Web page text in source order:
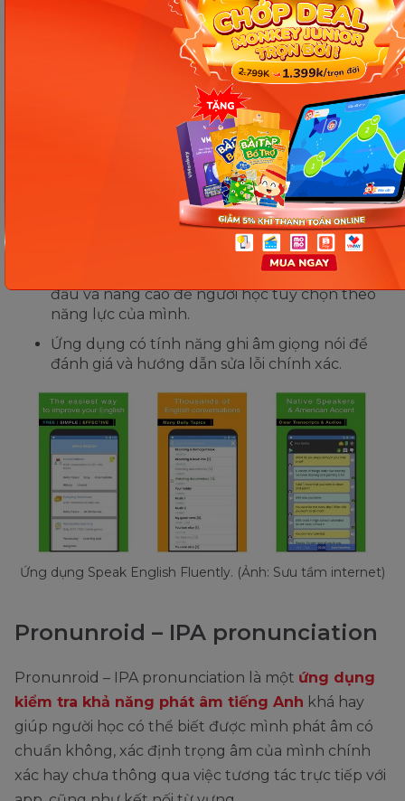
trọng âm chuẩn xác thì có thể tham khảo ứng
dụng Speak English Fluently. Bên cạnh đó, ứng
dụng này sẽ giúp mọi người tiếp cận được với vốn
từ vựng được sử dụng phổ biến mỗi ngày để ôn
Cập nhật thêm các từ, cụm từ và thành ngữ
thông dụng hàng ngày.
Cung cấp các đoạn hội thoại, luyện phát âm,
trọng âm được chia thành 2 cấp bậc là mới bắt
đầu và nâng cao để người học tuỳ chọn theo
năng lực của mình.
Ứng dụng có tính năng ghi âm giọng nói để
đánh giá và hướng dẫn sửa lỗi chính xác.
Ứng dụng Speak English Fluently. (Ảnh: Sưu tầm internet)
Pronunroid – IPA pronunciation
Pronunroid – IPA pronunciation là một ứng dụng
kiểm tra khả năng phát âm tiếng Anh khá hay
giúp người học có thể biết được mình phát âm có
chuẩn không, xác định trọng âm của mình chính
xác hay chưa thông qua việc tương tác trực tiếp với